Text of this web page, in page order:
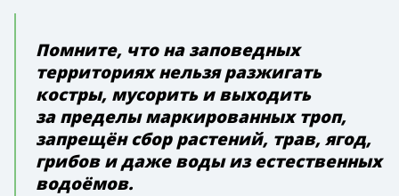
Помните, что на заповедных
территориях нельзя разжигать
костры, мусорить и выходить
за пределы маркированных троп,
запрещён сбор растений, трав, ягод,
грибов и даже воды из естественных
водоёмов.